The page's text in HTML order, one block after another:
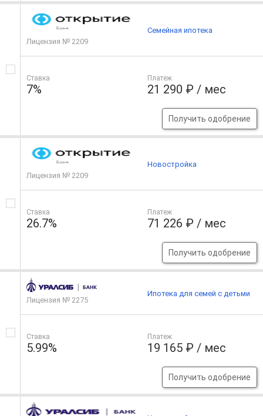
Лицензия № 2209
Ставка
7%
Платеж
21 290 ₽ / мес
Получить одобрение
Семейная ипотека
Лицензия № 2209
Ставка
26.7%
Платеж
71 226 ₽ / мес
Получить одобрение
Новостройка
Лицензия № 2275
Ставка
5.99%
Платеж
19 165 ₽ / мес
Получить одобрение
Ипотека для семей с детьми